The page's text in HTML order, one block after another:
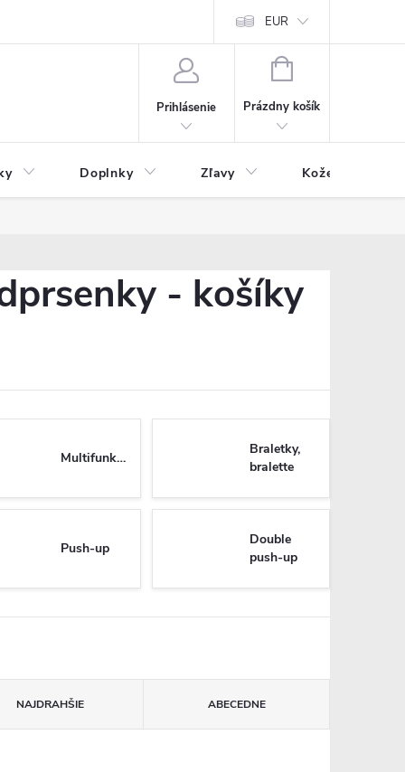
EUR
Prihlásenie
NÁKUPNÝ
Prázdny košík
Doplnky Zľavy Kožený tovar
- košíky
Multifunkčné
Braletky,
bralette
Push-up
Double
push-up
NAJDRAHŠIE ABECEDNE